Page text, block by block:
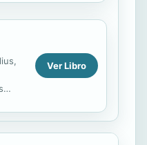
Ver Libro